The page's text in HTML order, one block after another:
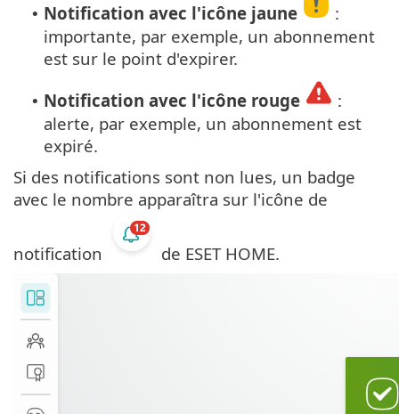
• Notification avec l'icône jaune
:
importante, par exemple, un abonnement
est sur le point d'expirer.
• Notification avec l'icône rouge
:
alerte, par exemple, un abonnement est
expiré.
Si des notifications sont non lues, un badge
avec le nombre apparaîtra sur l'icône de
notification de ESET HOME.